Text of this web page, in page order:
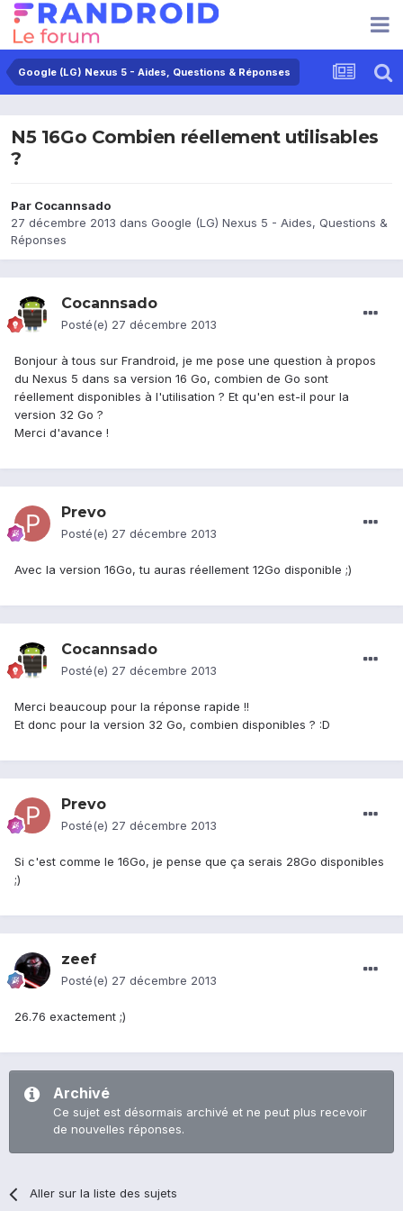
Google (LG) Nexus 5 - Aides, Questions & Réponses
N5 16Go Combien réellement utilisables
?
Par Cocannsado
27 décembre 2013 dans Google (LG) Nexus 5 - Aides, Questions &
Réponses
Cocannsado
Posté(e) 27 décembre 2013
Bonjour à tous sur Frandroid, je me pose une question à propos
du Nexus 5 dans sa version 16 Go, combien de Go sont
réellement disponibles à l'utilisation ? Et qu'en est-il pour la
version 32 Go ?
Merci d'avance !
Prevo
Posté(e) 27 décembre 2013
Avec la version 16Go, tu auras réellement 12Go disponible ;)
Cocannsado
Posté(e) 27 décembre 2013
Merci beaucoup pour la réponse rapide !!
Et donc pour la version 32 Go, combien disponibles ? :D
Prevo
Posté(e) 27 décembre 2013
Si c'est comme le 16Go, je pense que ça serais 28Go disponibles
;)
zeef
Posté(e) 27 décembre 2013
26.76 exactement ;)
Archivé
Ce sujet est désormais archivé et ne peut plus recevoir
de nouvelles réponses.
Aller sur la liste des sujets